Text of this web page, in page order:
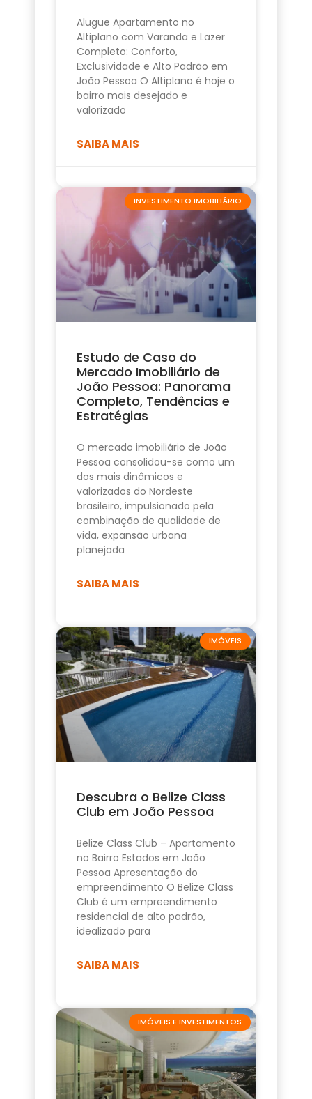
Alugue Apartamento no
Altiplano com Varanda e Lazer
Completo: Conforto,
Exclusividade e Alto Padrão em
João Pessoa O Altiplano é hoje o
bairro mais desejado e
valorizado
SAIBA MAIS
INVESTIMENTO IMOBILIÁRIO
Estudo de Caso do
Mercado Imobiliário de
João Pessoa: Panorama
Completo, Tendências e
Estratégias
O mercado imobiliário de João
Pessoa consolidou-se como um
dos mais dinâmicos e
valorizados do Nordeste
brasileiro, impulsionado pela
combinação de qualidade de
vida, expansão urbana
planejada
SAIBA MAIS
IMÓVEIS
Descubra o Belize Class
Club em João Pessoa
Belize Class Club – Apartamento
no Bairro Estados em João
Pessoa Apresentação do
empreendimento O Belize Class
Club é um empreendimento
residencial de alto padrão,
idealizado para
SAIBA MAIS
IMÓVEIS E INVESTIMENTOS